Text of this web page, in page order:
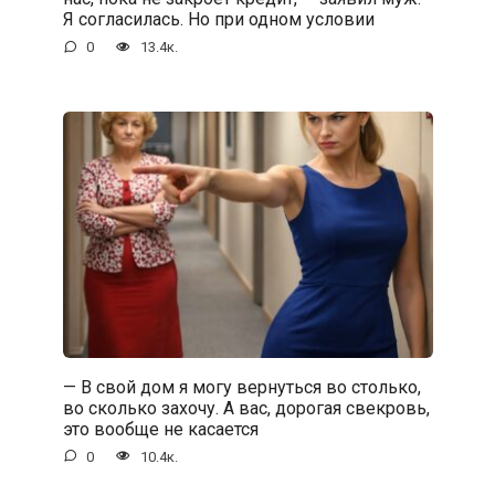
Я согласилась. Но при одном условии
0 13.4к.
— В свой дом я могу вернуться во столько,
во сколько захочу. А вас, дорогая свекровь,
это вообще не касается
0 10.4к.